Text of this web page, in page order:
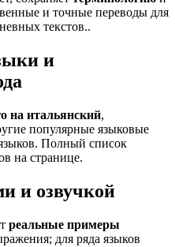
и точные переводы для
текстов..
и
на итальянский,
популярные языковые
Полный список
на странице.
и озвучкой
реальные примеры
для ряда языков